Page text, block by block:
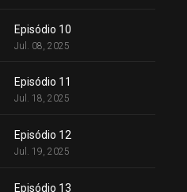
Episódio 10
Jul. 08, 2025
Episódio 11
Jul. 18, 2025
Episódio 12
Jul. 19, 2025
Episódio 13